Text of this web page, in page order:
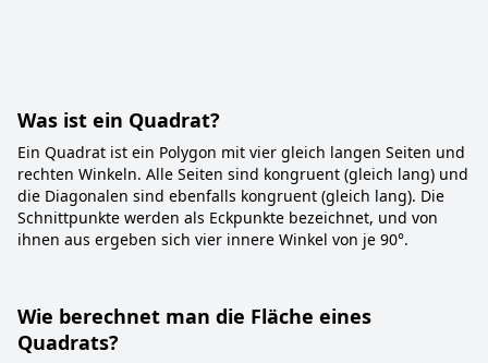
Was ist ein Quadrat?
Ein Quadrat ist ein Polygon mit vier gleich langen Seiten und
rechten Winkeln. Alle Seiten sind kongruent (gleich lang) und
die Diagonalen sind ebenfalls kongruent (gleich lang). Die
Schnittpunkte werden als Eckpunkte bezeichnet, und von
ihnen aus ergeben sich vier innere Winkel von je 90°.
Wie berechnet man die Fläche eines
Quadrats?